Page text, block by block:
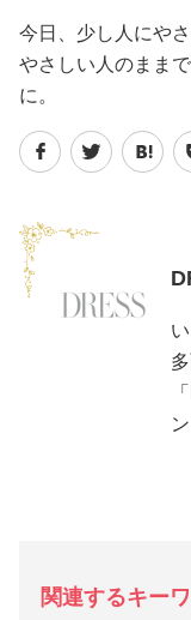
今日、少し人にや
やさしい人のまま
に。
関連するキー